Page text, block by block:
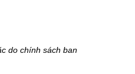
do chính sách ban